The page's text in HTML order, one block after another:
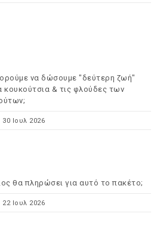
να δώσουμε "δεύτερη ζωή"
κουκούτσια & τις φλούδες των
30 Ιουλ 2026
θα πληρώσει για αυτό το πακέτο;
22 Ιουλ 2026